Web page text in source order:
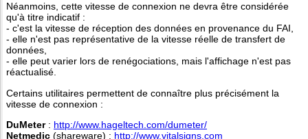
Néanmoins, cette vitesse de connexion ne devra être considérée
qu'à titre indicatif :
- c'est la vitesse de réception des données en provenance du FAI,
- elle n'est pas représentative de la vitesse réelle de transfert de
données,
- elle peut varier lors de renégociations, mais l'affichage n'est pas
réactualisé.
Certains utilitaires permettent de connaître plus précisément la
vitesse de connexion :
DuMeter: http://www.hageltech.com/dumeter/
Netmedic (shareware) : http://www.vitalsigns.com